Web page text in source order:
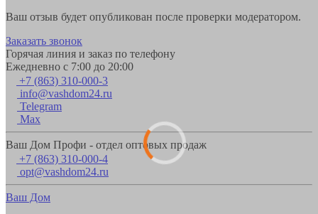
Ваш отзыв будет опубликован после проверки модератором.
Заказать звонок
Горячая линия и заказ по телефону
Ежедневно с 7:00 до 20:00
+7 (863) 310-000-3
info@vashdom24.ru
Telegram
Max
Ваш Дом Профи - отдел оптовых продаж
+7 (863) 310-000-4
opt@vashdom24.ru
Ваш Дом